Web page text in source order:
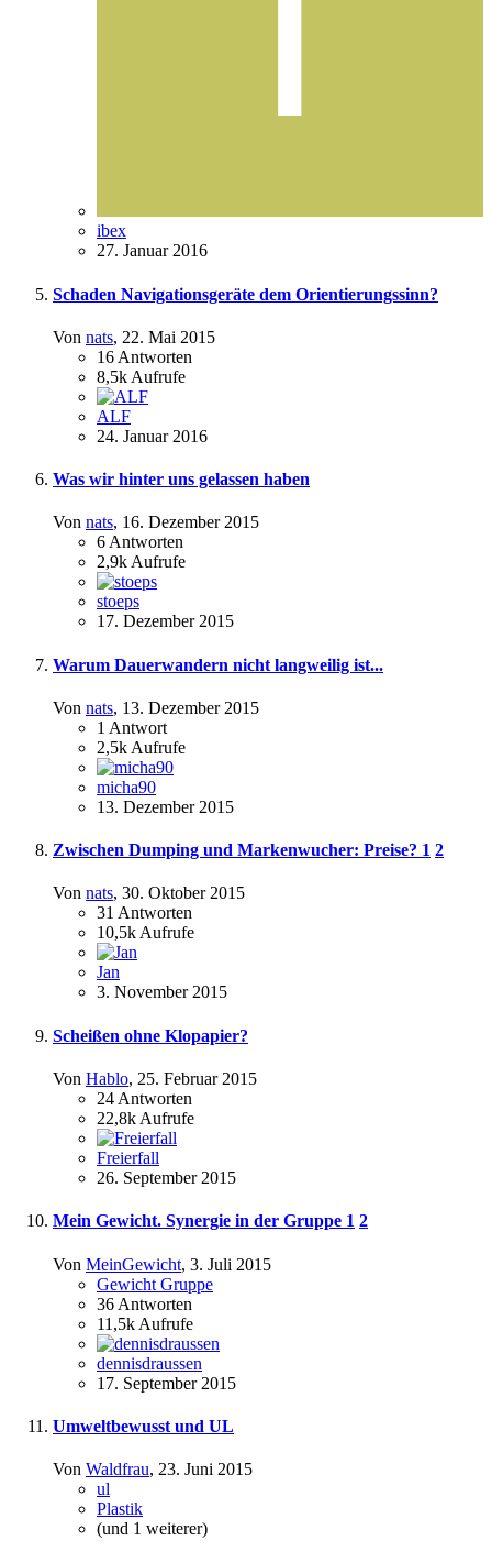
ibex
27. Januar 2016
Schaden Navigationsgeräte dem Orientierungssinn?
Von nats, 22. Mai 2015
16 Antworten
8,5k Aufrufe
ALF
24. Januar 2016
Was wir hinter uns gelassen haben
Von nats, 16. Dezember 2015
6Antworten
2,9kAufrufe
stoeps
17. Dezember 2015
Warum Dauerwandern nicht langweilig ist...
Von nats, 13. Dezember 2015
1 Antwort
2,5k Aufrufe
micha90
13. Dezember 2015
Zwischen Dumping und Markenwucher: Preise? 1 2
Von nats, 30. Oktober 2015
31 Antworten
10,5kAufrufe
Jan
3. November 2015
Scheißen ohne Klopapier?
Von Hablo, 25. Februar 2015
24 Antworten
22,8k Aufrufe
Freierfall
26. September 2015
Mein Gewicht. Synergie in der Gruppe 1 2
Von MeinGewicht, 3. Juli 2015
Gewicht Gruppe
36 Antworten
11,5k Aufrufe
dennisdraussen
17. September 2015
Umweltbewusst und UL
Von Waldfrau, 23. Juni 2015
ul
Plastik
(und 1 weiterer)